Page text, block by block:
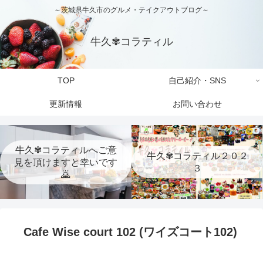
～茨城県牛久市のグルメ・テイクアウトブログ～
牛久✾コラティル
TOP 自己紹介・SNS
更新情報 お問い合わせ
牛久✾コラティルへご意
見を頂けますと幸いです
🙇
牛久✾コラティル２０２
３
Cafe Wise court 102 (ワイズコート102)